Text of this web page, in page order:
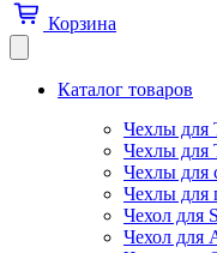
Корзина
Каталог товаров
Чехлы для
Чехлы для
Чехлы для
Чехлы для
Чехол для
Чехол для